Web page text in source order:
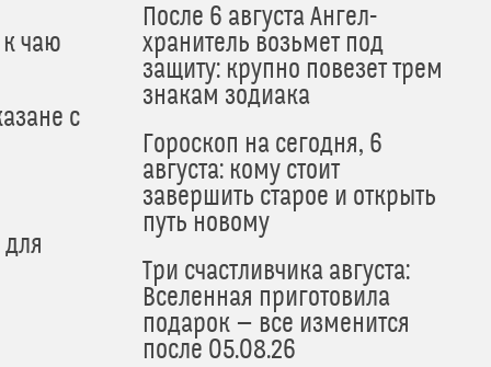
чаю
с
После 6 августа Ангел-
хранитель возьмет под
защиту: крупно повезет трем
знакам зодиака
Гороскоп на сегодня, 6
августа: кому стоит
завершить старое и открыть
путь новому
Три счастливчика августа:
Вселенная приготовила
подарок — все изменится
после 05.08.26